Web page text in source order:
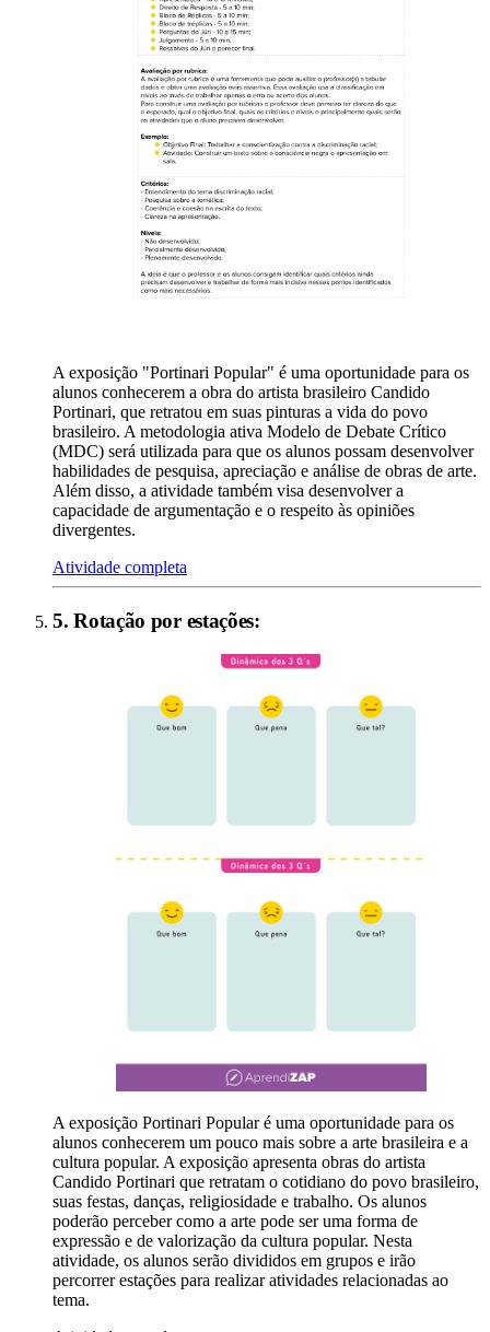
A exposição "Portinari Popular" é uma oportunidade para os
alunos conhecerem a obra do artista brasileiro Candido
Portinari, que retratou em suas pinturas a vida do povo
brasileiro. A metodologia ativa Modelo de Debate Crítico
(MDC) será utilizada para que os alunos possam desenvolver
habilidades de pesquisa, apreciação e análise de obras de arte.
Além disso, a atividade também visa desenvolver a
capacidade de argumentação e o respeito às opiniões
divergentes.
Atividade completa
5.Rotação por estações:
A exposição Portinari Popular é uma oportunidade para os
alunos conhecerem um pouco mais sobre a arte brasileira e a
cultura popular. A exposição apresenta obras do artista
Candido Portinari que retratam o cotidiano do povo brasileiro,
suas festas, danças, religiosidade e trabalho. Os alunos
poderão perceber como a arte pode ser uma forma de
expressão e de valorização da cultura popular. Nesta
atividade, os alunos serão divididos em grupos e irão
percorrer estações para realizar atividades relacionadas ao
tema.